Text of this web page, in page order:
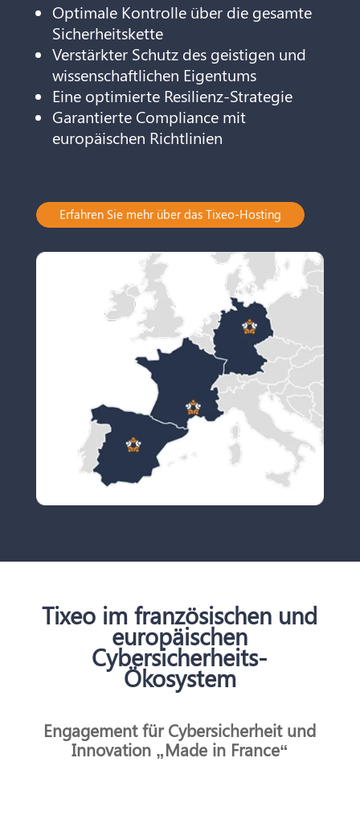
Optimale Kontrolle über die gesamte
Sicherheitskette
Verstärkter Schutz des geistigen und
wissenschaftlichen Eigentums
Eine optimierte Resilienz-Strategie
Garantierte Compliance mit
europäischen Richtlinien
Erfahren Sie mehr über das Tixeo-Hosting
Tixeo im französischen und
europäischen
Cybersicherheits-
Ökosystem
Engagement für Cybersicherheit und
Innovation „Made in France“